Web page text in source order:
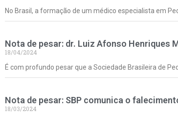
No Brasil, a formação de um médico especialista em
Nota de pesar: dr. Luiz Afonso Henriques
18/04/2024
É com profundo pesar que a Sociedade Brasileira de
Nota de pesar: SBP comunica o
18/03/2024